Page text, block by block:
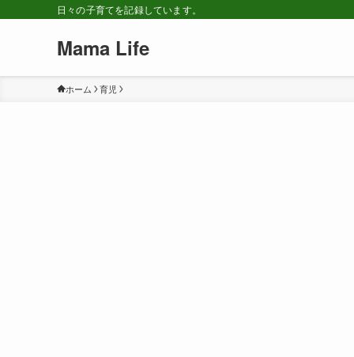
日々の子育てを記録しています。
Mama Life
ホーム 育児